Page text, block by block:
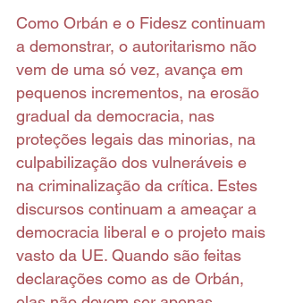
Como Orbán e o Fidesz continuam
a demonstrar, o autoritarismo não
vem de uma só vez, avança em
pequenos incrementos, na erosão
gradual da democracia, nas
proteções legais das minorias, na
culpabilização dos vulneráveis e
na criminalização da crítica. Estes
discursos continuam a ameaçar a
democracia liberal e o projeto mais
vasto da UE. Quando são feitas
declarações como as de Orbán,